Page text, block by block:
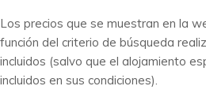
Los precios que se muestran en la
función del criterio de búsqueda
incluidos (salvo que el alojamiento
incluidos en sus condiciones).